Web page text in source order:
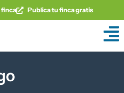
finca Publica tu finca gratis